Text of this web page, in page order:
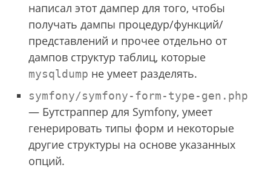
написал этот дампер для того, чтобы
получать дампы процедур/функций/
представлений и прочее отдельно от
дампов структур таблиц, которые
mysqldump не умеет разделять.
symfony/symfony-form-type-gen.php
— Бутстраппер для Symfony, умеет
генерировать типы форм и некоторые
другие структуры на основе указанных
опций.